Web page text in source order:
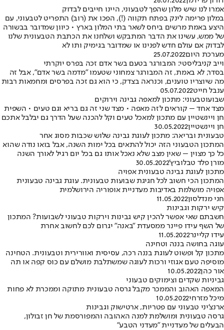
אמרו לנו שיש מלון שהפך לטבעוני, היינו חייבים לבדוק
במלון פרימה לינק בפתח תקווה (!), הפכו את (רוב) התפריט לטבעוני, עם
היצע באמת מרשים ביחס לשאר בתי המלון בארץ • כיוון שמדובר בבשורה
של ממש, עשינו את הדבר המתבקש ושלחנו את הכתבת הטבעונית שלנו
לבדוק אם עולם חדש לפנינו או שמדובר בגימיק ותו לא
מערכת היום25.07.2022
וייב קניבליסטי: המבורגר בטעם בשר אדם זכה בפרס יוקרתי
בסדר, לא באמת, זה המבורגר צמחוני שטעמו "מדמה בשר אדם", אבל זה
מה שיוצריו טוענים, וכנראה בצדק, כי הוא גם זכה בפרסים ומחמאות רבות
ענבל חייט05.07.2022
שבועוטבעוני: מתכון למאפה גבינה וירוקים
מצד אחד – קוראים לזה מאפה • מצד שני זה גם בריא וגם טעים • השפית
חן ויינשטיין עם מתכון למאכל טעים וקל להכנה שעל הדרך גם יבלבל אתכם
חן ויינשטיין30.05.2022
טבעונית ובריאה: מתכון לעוגת גבינה שלוש שכבות מסוג אחר
המתכון הטבעוני הזה יכול להתאים בכל ימות השנה, אבל בואו נודה שהוא
כל כך מצוין – שאין מצב שלא נאכל אותו גם בכל יום רגיל לאורך השנה
מורן פלד טבלוביץ’30.05.2022
מתכון לעוגת גבינה טבעונית אפויה
המתכון הכי חשוב לכל חגיגת שבועות טבעונית. עוגת גבינה טבעונית
אפויה מושלמת באדיבות מעדניית אופוריה הירושלמית
חני מנדלסון11.05.2022
קיש ירקות וגבינות
חשבתם שאי אפשר להכין קיש גבינות וירקות טבעוני לשבועות? המתכון
של השף עידו פיינר ממסעדת "באנה" יגרום לכם לחשוב אחרת
עידו קליינר11.05.2022
עוגה בחושה בננה וטחינה
מתכון קל ופשוט לעוגת בננה רכה, עסיסית ואוורירית וטבעונית. הטחינה
מוסיפה טעם אגוזי ורכות לעוגה שמשתלבת מושלם עם כוס קפה או תה
אור כהן10.05.2022
גביניות שקדים וצימוקים טבעוני
המאפה האהוב והממכר מקבל גרסה טבעונית מתוקה וממכרת לא פחות
מיכל מזרחי10.05.2022
ארנצ'יני טבעוני עם פטריות, ארטישוק וגבינות
גרסה טבעונית ומושלמת למנה האהובה והמפורסמת של חן זבולון,
הבעלים של מעדניית "מעדני הטבע"